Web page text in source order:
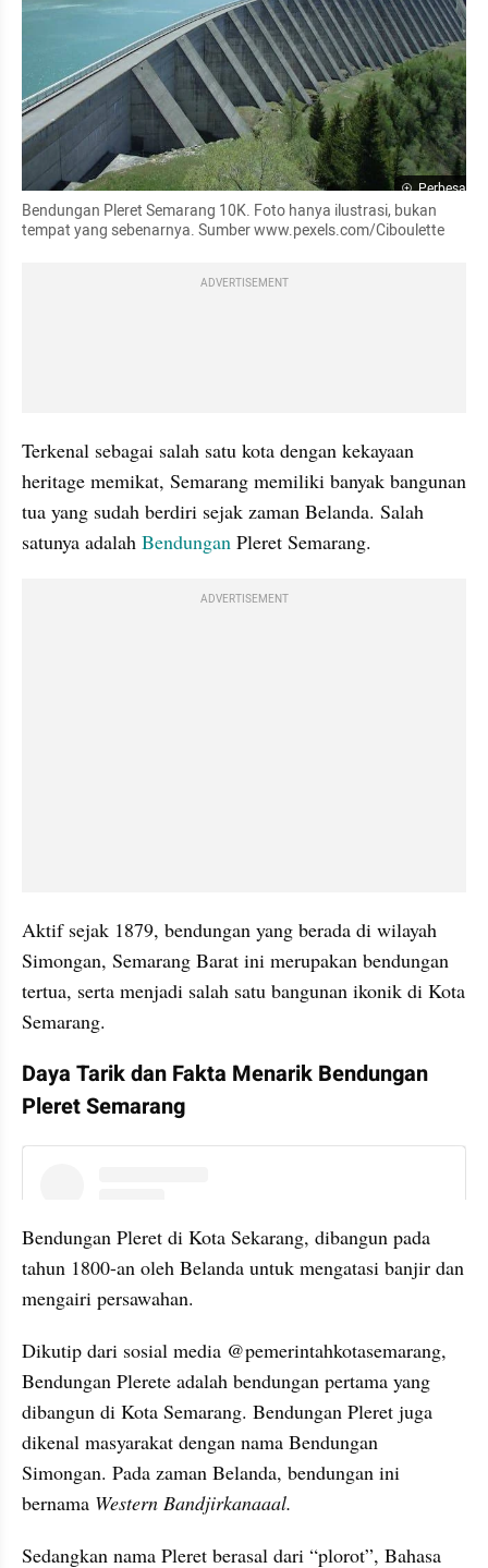
Perbesar
Bendungan Pleret Semarang 10K. Foto hanya ilustrasi, bukan
tempat yang sebenarnya. Sumber www.pexels.com/Ciboulette
ADVERTISEMENT
Terkenal sebagai salah satu kota dengan kekayaan
heritage memikat, Semarang memiliki banyak bangunan
tua yang sudah berdiri sejak zaman Belanda. Salah
satunya adalah Bendungan Pleret Semarang.
ADVERTISEMENT
Aktif sejak 1879, bendungan yang berada di wilayah
Simongan, Semarang Barat ini merupakan bendungan
tertua, serta menjadi salah satu bangunan ikonik di Kota
Semarang.
Daya Tarik dan Fakta Menarik Bendungan
Pleret Semarang
Bendungan Pleret di Kota Sekarang, dibangun pada
tahun 1800-an oleh Belanda untuk mengatasi banjir dan
mengairi persawahan.
Dikutip dari sosial media @pemerintahkotasemarang,
Bendungan Plerete adalah bendungan pertama yang
dibangun di Kota Semarang. Bendungan Pleret juga
dikenal masyarakat dengan nama Bendungan
Simongan. Pada zaman Belanda, bendungan ini
bernama Western Bandjirkanaaal.
Sedangkan nama Pleret berasal dari “plorot”, Bahasa